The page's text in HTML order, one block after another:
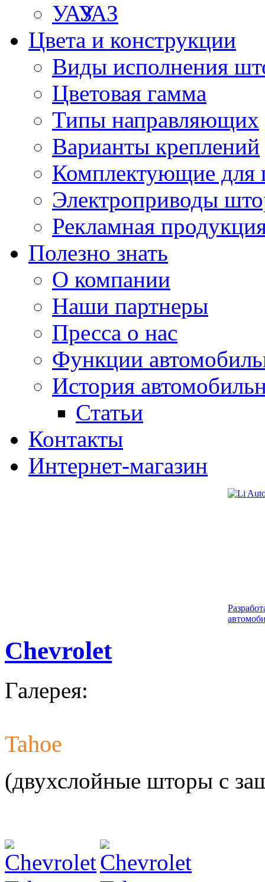
УАЗ
Цвета и конструкции
Виды исполнения
Цветовая гамма
Типы направляющих
Варианты креплений
Комплектующие для
Электроприводы
Рекламная
Полезно знать
О компании
Наши партнеры
Пресса о нас
Функции
История
Статьи
Контакты
Интернет-магазин
Chevrolet
Галерея:
Tahoe
(двухслойные шторы с